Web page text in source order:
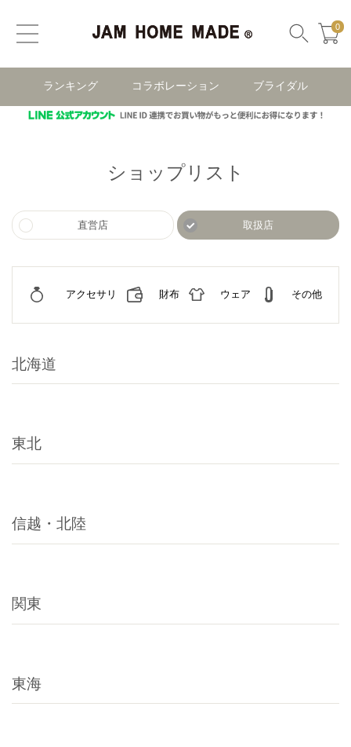
0
ランキング コラボレーション ブライダル
ショップリスト
直営店 取扱店
アクセサリ 財布 ウェア その他
北海道
東北
信越・北陸
関東
東海